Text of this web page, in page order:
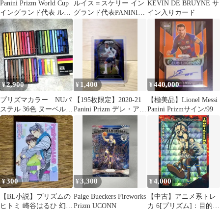
Panini Prizm World Cup
イングランド代表 ルイ
ス・スケリー
ルイス＝スケリー イン
グランド代表PANINI
KEVIN DE BRUYNE サ
イン入りカード
¥2,900
プリズマカラー NUパ
ステル 36色 ヌーベルカ
ラーパステル 3色セッ
ト
¥ 1,400
【195枚限定】2020-21
Panini Prizm デレ・アリ
¥440,000
【極美品】Lionel Messi
Panini Prizmサイン/99
¥300
【BL小説】プリズムの
ヒトミ 崎谷はるひ 幻冬
¥3,300
Paige Bueckers Fireworks
Prizm UCONN
¥4,000
【中古】アニメ系トレ
カ 6[プリズム]：目的は